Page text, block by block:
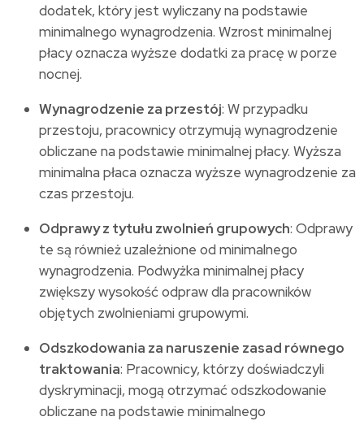
dodatek, który jest wyliczany na podstawie
minimalnego wynagrodzenia. Wzrost minimalnej
płacy oznacza wyższe dodatki za pracę w porze
nocnej.
Wynagrodzenie za przestój: W przypadku
przestoju, pracownicy otrzymują wynagrodzenie
obliczane na podstawie minimalnej płacy. Wyższa
minimalna płaca oznacza wyższe wynagrodzenie za
czas przestoju.
Odprawy z tytułu zwolnień grupowych: Odprawy
te są również uzależnione od minimalnego
wynagrodzenia. Podwyżka minimalnej płacy
zwiększy wysokość odpraw dla pracowników
objętych zwolnieniami grupowymi.
Odszkodowania za naruszenie zasad równego
traktowania: Pracownicy, którzy doświadczyli
dyskryminacji, mogą otrzymać odszkodowanie
obliczane na podstawie minimalnego